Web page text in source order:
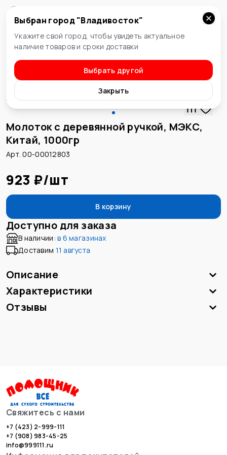
Владивосток
Выбран город "Владивосток"
Укажите свой город, чтобы увидеть актуальное
наличие товаров и сроки доставки
Выбрать другой
Закрыть
Молотки
Молоток с деревянной ручкой, МЭКС,
Китай, 1000гр
Арт. 00-00012803
923 ₽/шт
В корзину
Доступно для заказа
В наличии: в 6 магазинах
Доставим 11 августа
Описание
Характеристики
Отзывы
Свяжитесь с нами
+7 (423) 2-999-111
+7 (908) 983-45-25
info@999111.ru